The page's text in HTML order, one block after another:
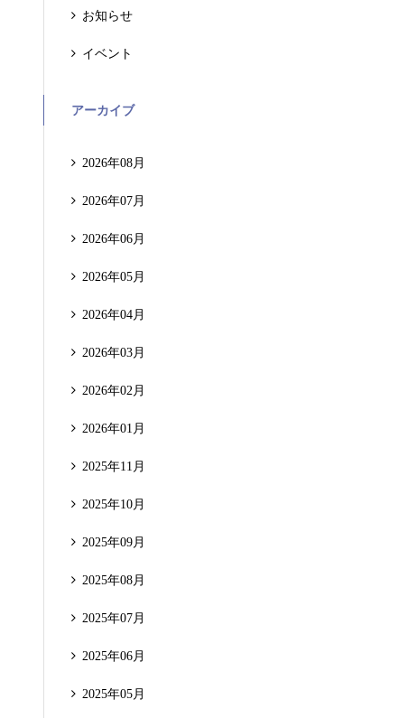
お知らせ
イベント
アーカイブ
2026年08月
2026年07月
2026年06月
2026年05月
2026年04月
2026年03月
2026年02月
2026年01月
2025年11月
2025年10月
2025年09月
2025年08月
2025年07月
2025年06月
2025年05月